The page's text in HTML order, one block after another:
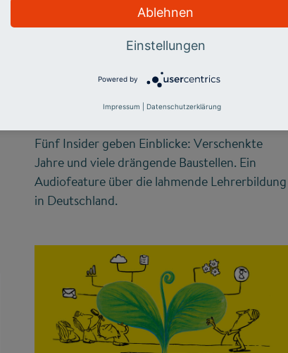
Warum die
Lehrerbildung nicht
vom Fleck kommt
Fünf Insider geben Einblicke: Verschenkte
Jahre und viele drängende Baustellen. Ein
Audiofeature über die lahmende Lehrerbildung
in Deutschland.
Ablehnen
Einstellungen
Powered by
Impressum Datenschutzerklärung